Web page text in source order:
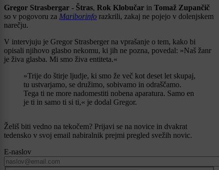
Gregor Strasbergar - Štras, Rok Klobučar in Tomaž Zupančič
so v pogovoru za Mariborinfo razkrili, zakaj ne pojejo v dolenjskem
narečju.
V intervjuju je Gregor Strasberger na vprašanje o tem, kako bi
opisali njihovo glasbo nekomu, ki jih ne pozna, povedal: »Naš žanr
je živa glasba. Mi smo živa entiteta.«
»Trije do štirje ljudje, ki smo že več kot deset let skupaj,
tu ustvarjamo, se družimo, sobivamo in odraščamo.
Tega ti ne more nadomestiti nobena aparatura. Samo en
je ti in samo ti si ti,« je dodal Gregor.
Želiš biti vedno na tekočem? Prijavi se na novice in dvakrat
tedensko v svoj email nabiralnik prejmi pregled svežih novic.
E-naslov